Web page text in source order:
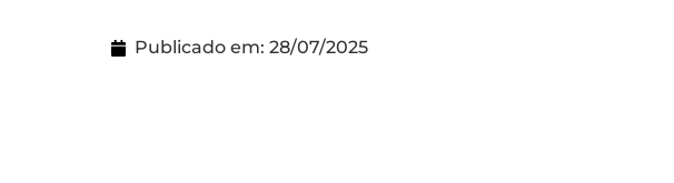
Publicado em: 28/07/2025